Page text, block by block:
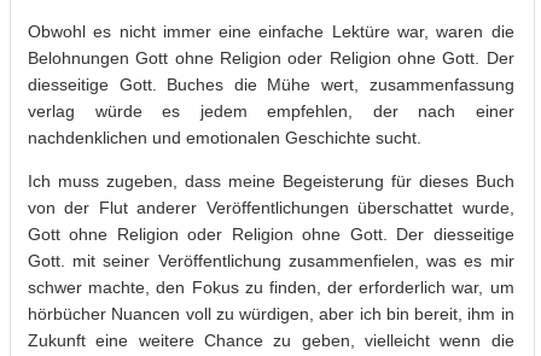
Obwohl es nicht immer eine einfache Lektüre war, waren die
Belohnungen Gott ohne Religion oder Religion ohne Gott. Der
diesseitige Gott. Buches die Mühe wert, zusammenfassung
verlag würde es jedem empfehlen, der nach einer
nachdenklichen und emotionalen Geschichte sucht.
Ich muss zugeben, dass meine Begeisterung für dieses Buch
von der Flut anderer Veröffentlichungen überschattet wurde,
Gott ohne Religion oder Religion ohne Gott. Der diesseitige
Gott. mit seiner Veröffentlichung zusammenfielen, was es mir
schwer machte, den Fokus zu finden, der erforderlich war, um
hörbücher Nuancen voll zu würdigen, aber ich bin bereit, ihm in
Zukunft eine weitere Chance zu geben, vielleicht wenn die